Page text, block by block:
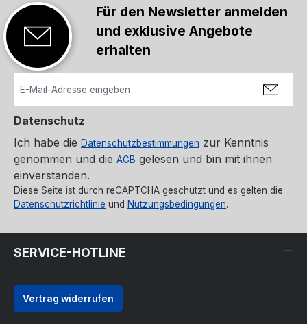
Für den Newsletter anmelden
und exklusive Angebote
erhalten
Datenschutz
Ich habe die Datenschutzbestimmungen zur Kenntnis
genommen und die AGB gelesen und bin mit ihnen
einverstanden.
Diese Seite ist durch reCAPTCHA geschützt und es gelten die
Datenschutzrichtlinie und Nutzungsbedingungen.
SERVICE-HOTLINE
Vertrag widerrufen